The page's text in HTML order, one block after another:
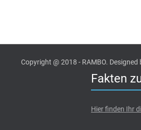
Copyright @ 2018 - RAMBO. Designed
Fakten
Hier finden Ihr